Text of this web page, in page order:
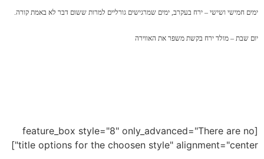
ימים חמישי ושישי – ירח בעקרב, ימים שמרגישים גורליים למרות ששום דבר לא באמת קורה.
יום שבת – מולד ירח בקשת משפר את האווירה
[feature_box style="8" only_advanced="There are no
title options for the choosen style" alignment="center"]